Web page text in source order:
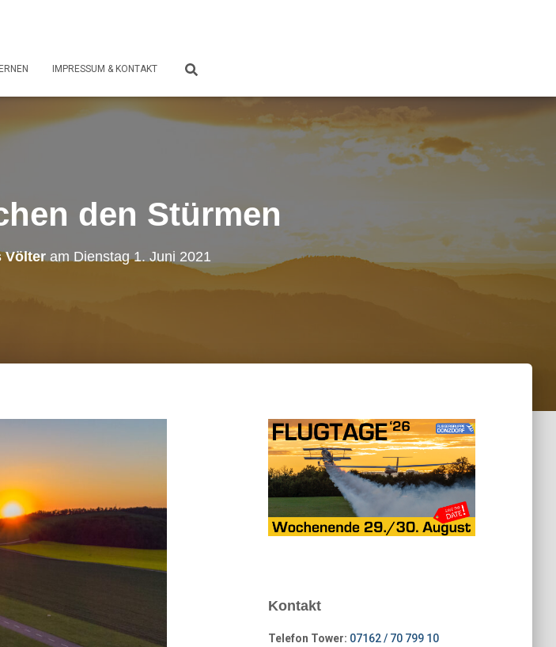
IMPRESSUM & KONTAKT
den Stürmen
Völteram Dienstag 1. Juni 2021
Kontakt
Telefon Tower: 07162 / 70 799 10